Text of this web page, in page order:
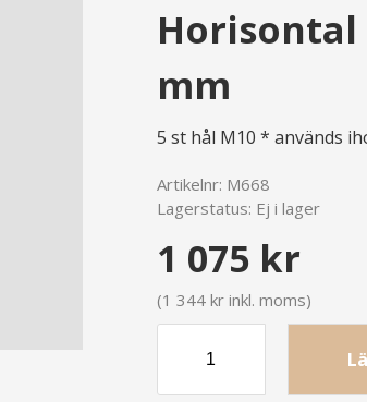
Horisontal
mm
5 st hål M10 * används
Artikelnr: M668
Lagerstatus: Ej i lager
1 075 kr
(1 344 kr inkl. moms)